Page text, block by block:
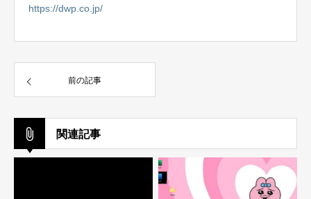
https://dwp.co.jp/
前の記事
関連記事